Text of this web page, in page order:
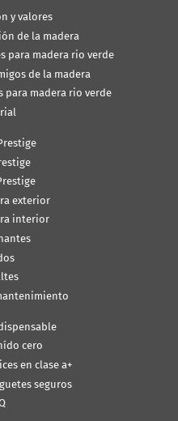
y valores
de la madera
para madera rio verde
de la madera
para madera rio verde
exterior
interior
cero
en clase a+
seguros